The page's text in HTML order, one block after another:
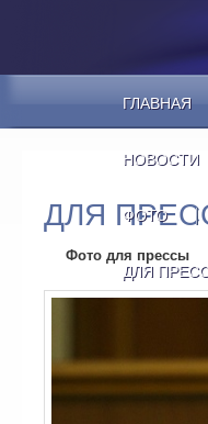
ГЛАВНАЯ
НОВОСТИ
ФОТО
ДЛЯ
ДЛЯ
Фото для прессы